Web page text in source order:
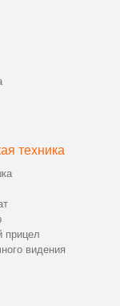
техника
прицел
видения